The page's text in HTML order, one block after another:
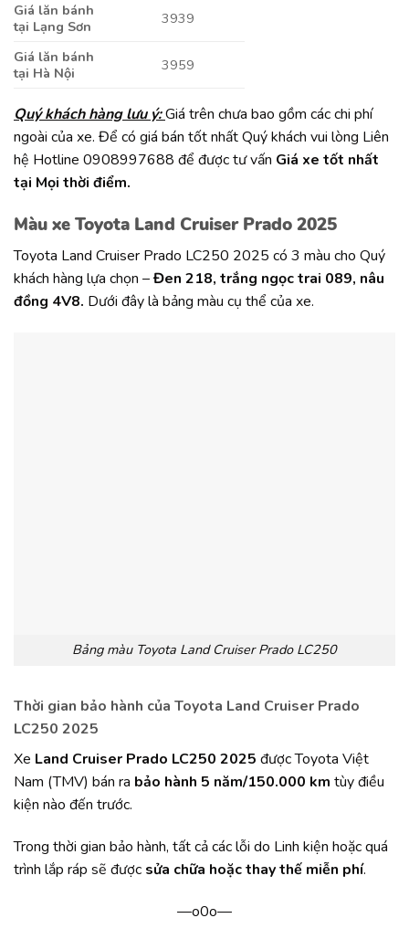
Giá lăn bánh
tại Lạng Sơn
3939
Giá lăn bánh
tại Hà Nội
3959
Quý khách hàng lưu ý:Giá trên chưa bao gồm các chi phí
ngoài của xe. Để có giá bán tốt nhất Quý khách vui lòng Liên
hệ Hotline 0908997688 để được tư vấn Giá xe tốt nhất
tại Mọi thời điểm.
Màu xe Toyota Land Cruiser Prado 2025
Toyota Land Cruiser Prado LC250 2025 có 3 màu cho Quý
khách hàng lựa chọn –Đen 218, trắng ngọc trai 089, nâu
đồng 4V8. Dưới đây là bảng màu cụ thể của xe.
Bảng màu Toyota Land Cruiser Prado LC250
Thời gian bảo hành của Toyota Land Cruiser Prado
LC250 2025
Xe Land Cruiser Prado LC250 2025 được Toyota Việt
Nam (TMV) bán ra bảo hành 5 năm/150.000 km tùy điều
kiện nào đến trước.
Trong thời gian bảo hành, tất cả các lỗi do Linh kiện hoặc quá
trình lắp ráp sẽ được sửa chữa hoặc thay thế miễn phí.
—o0o—